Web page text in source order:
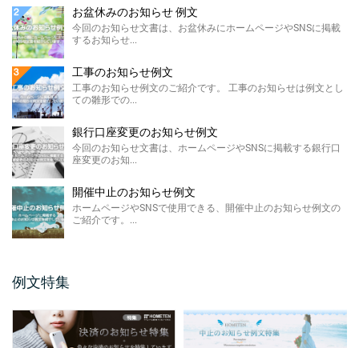
ホームページやSNSに掲載する製造終了のお
知らせ例文のご紹介です。 材料の高騰や需要
の低下による製 ...
価格改定のお知らせ例文
今回のお知らせ文書は、ホームページに掲載
FAX廃止のお知らせ 例 ...
るペーパ ...
メールアドレス変更のお知 ...
保護者説明会のご案内例文のご紹介です。 保
護者説明会のご案内例文は、小学校、中学
校、高校などの学校 ...
お盆休みのお知らせ 例文
今回のお知らせ文書は、お盆休みにホームページやSNSに掲載
するお知らせ...
工事のお知らせ例文
工事のお知らせ例文のご紹介です。 工事のお知らせは例文とし
ての雛形での...
銀行口座変更のお知らせ例文
今回のお知らせ文書は、ホームページやSNSに掲載する銀行口
座変更のお知...
開催中止のお知らせ例文
ホームページやSNSで使用できる、開催中止のお知らせ例文の
ご紹介です。...
例文特集